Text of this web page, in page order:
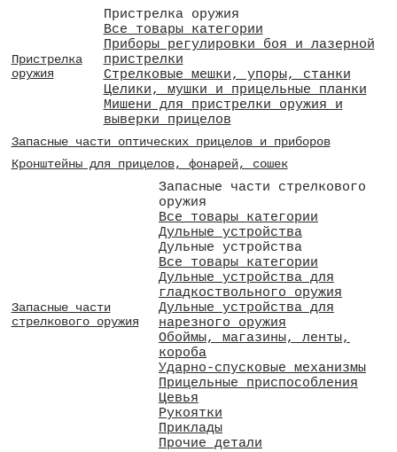
Пристрелка
оружия
Пристрелка оружия
Все товары категории
Приборы регулировки боя и лазерной
пристрелки
Стрелковые мешки, упоры, станки
Целики, мушки и прицельные планки
Мишени для пристрелки оружия и
выверки прицелов
Запасные части оптических прицелов и приборов
Кронштейны для прицелов, фонарей, сошек
Запасные части
стрелкового оружия
Запасные части стрелкового
оружия
Все товары категории
Дульные устройства
Дульные устройства
Все товары категории
Дульные устройства для
гладкоствольного оружия
Дульные устройства для
нарезного оружия
Обоймы, магазины, ленты,
короба
Ударно-спусковые механизмы
Прицельные приспособления
Цевья
Рукоятки
Приклады
Прочие детали